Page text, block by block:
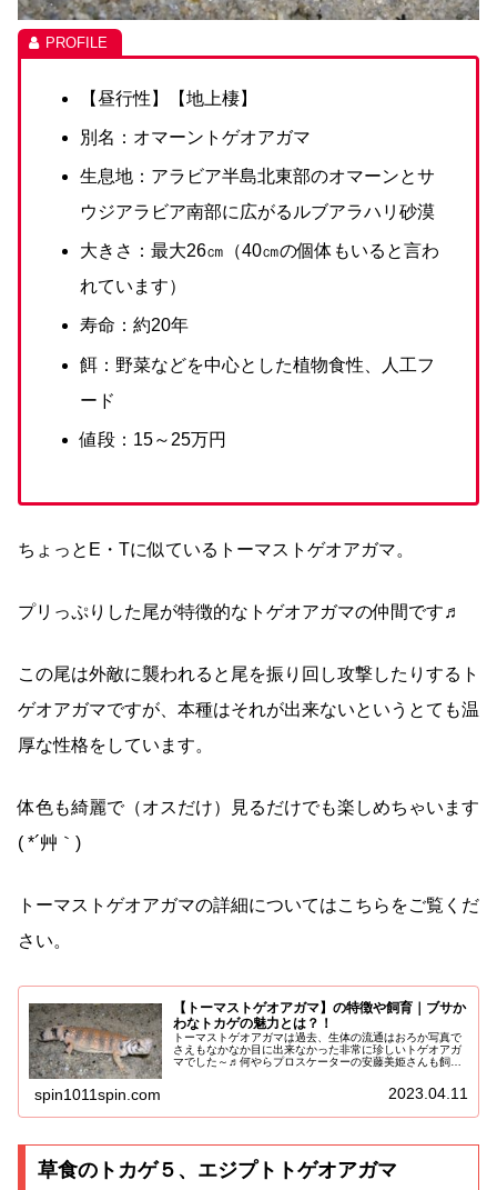
【昼行性】【地上棲】
別名：オマーントゲオアガマ
生息地：アラビア半島北東部のオマーンとサ
ウジアラビア南部に広がるルブアラハリ砂漠
大きさ：最大26㎝（40㎝の個体もいると言わ
れています）
寿命：約20年
餌：野菜などを中心とした植物食性、人工フ
ード
値段：15～25万円
ちょっとE・Tに似ているトーマストゲオアガマ。
プリっぷりした尾が特徴的なトゲオアガマの仲間です♬
この尾は外敵に襲われると尾を振り回し攻撃したりするト
ゲオアガマですが、本種はそれが出来ないというとても温
厚な性格をしています。
体色も綺麗で（オスだけ）見るだけでも楽しめちゃいます
( *´艸｀)
トーマストゲオアガマの詳細についてはこちらをご覧くだ
さい。
【トーマストゲオアガマ】の特徴や飼育｜ブサか
わなトカゲの魅力とは？！
トーマストゲオアガマは過去、生体の流通はおろか写真で
さえもなかなか目に出来なかった非常に珍しいトゲオアガ
マでした～♬何やらプロスケーターの安藤美姫さんも飼育
spin1011spin.com 2023.04.11
草食のトカゲ５、エジプトトゲオアガマ